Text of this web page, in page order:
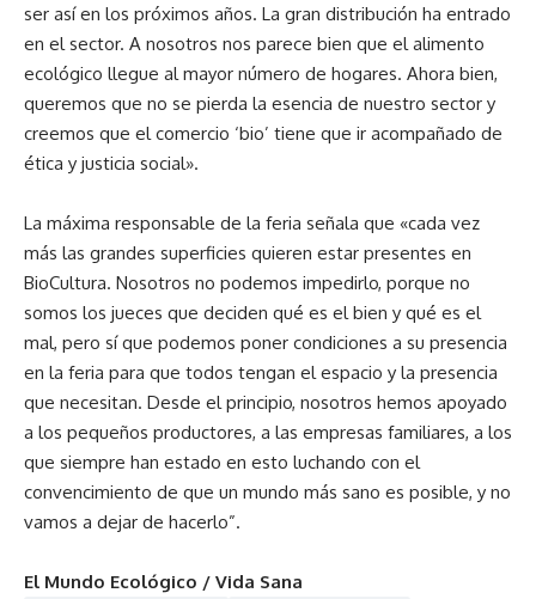
ser así en los próximos años. La gran distribución ha entrado
en el sector. A nosotros nos parece bien que el alimento
ecológico llegue al mayor número de hogares. Ahora bien,
queremos que no se pierda la esencia de nuestro sector y
creemos que el comercio ‘bio’ tiene que ir acompañado de
ética y justicia social».
La máxima responsable de la feria señala que «cada vez
más las grandes superficies quieren estar presentes en
BioCultura. Nosotros no podemos impedirlo, porque no
somos los jueces que deciden qué es el bien y qué es el
mal, pero sí que podemos poner condiciones a su presencia
en la feria para que todos tengan el espacio y la presencia
que necesitan. Desde el principio, nosotros hemos apoyado
a los pequeños productores, a las empresas familiares, a los
que siempre han estado en esto luchando con el
convencimiento de que un mundo más sano es posible, y no
vamos a dejar de hacerlo”.
El Mundo Ecológico / Vida Sana